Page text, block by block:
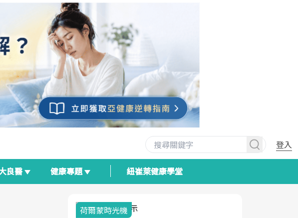
登入
良醫 健康專題 紐崔萊健康學堂
荷爾蒙時光機